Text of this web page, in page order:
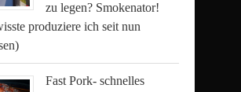
zu legen? Smokenator!
produziere ich seit nun
Fast Pork- schnelles